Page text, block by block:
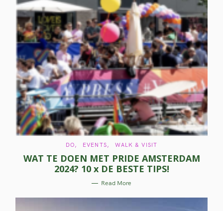
C
T
E
G
O
R
I
S
DO EVENTS WALK & VISIT
WAT TE DOEN MET PRIDE AMSTERDAM
2024? 10 x DE BESTE TIPS!
Read More
S
e
a
r
c
h
f
o
r